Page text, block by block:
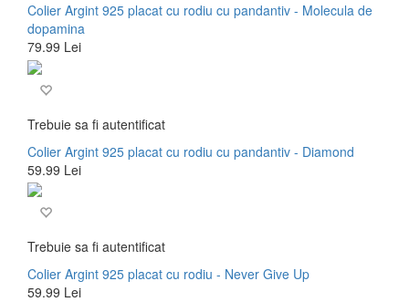
Colier Argint 925 placat cu rodiu cu pandantiv - Molecula de
dopamina
79.99 Lei
Trebuie sa fi autentificat
Colier Argint 925 placat cu rodiu cu pandantiv - Diamond
59.99 Lei
Trebuie sa fi autentificat
Colier Argint 925 placat cu rodiu - Never Give Up
59.99 Lei